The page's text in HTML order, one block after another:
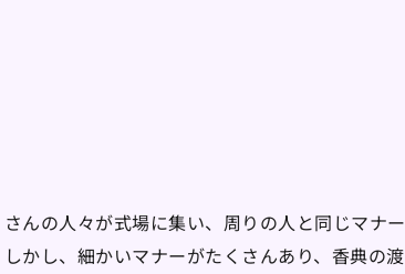
んの人々が式場に集い、周りの人と同じマナ
かし、細かいマナーがたくさんあり、香典の